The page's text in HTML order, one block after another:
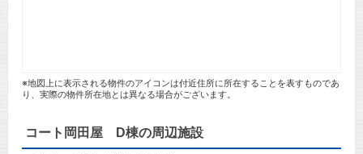
※地図上に表示される物件のアイコンは付近住所に所在することを表すものであ
り、実際の物件所在地とは異なる場合がございます。
コート岡田屋 D棟の周辺施設